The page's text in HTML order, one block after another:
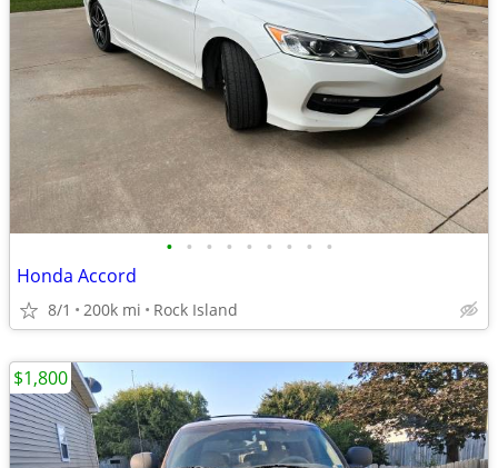
• • • • • • • • •
Honda Accord
8/1 200k mi Rock Island
$1,800